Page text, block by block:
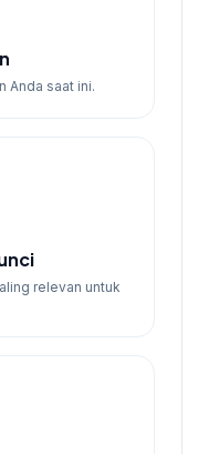
Anda saat ini.
relevan untuk